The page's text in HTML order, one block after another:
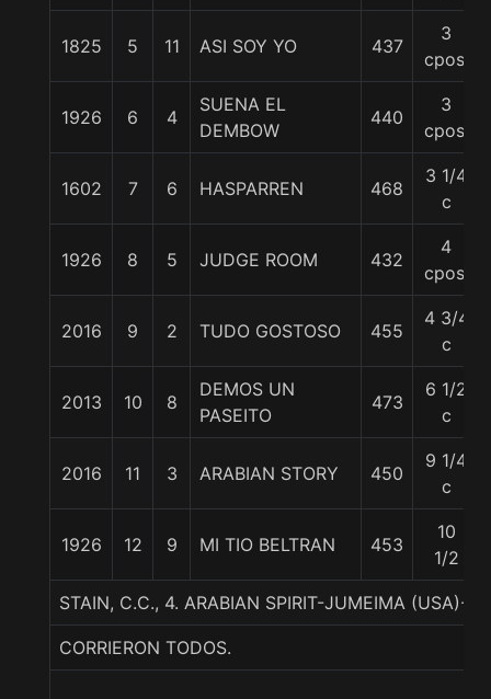
1825 5 11 ASI SOY YO 437
3
cpos.
1926 6 4
SUENA EL
DEMBOW
440
3
cpos.
1602 7 6 HASPARREN 468
3 1/4
c
1926 8 5 JUDGE ROOM 432
4
cpos.
2016 9 2 TUDO GOSTOSO 455
4 3/4
c
2013 10 8
DEMOS UN
PASEITO
473
6 1/2
c
2016 11 3 ARABIAN STORY 450
9 1/4
c
1926 12 9 MI TIO BELTRAN 453
10
1/2
STAIN, C.C., 4. ARABIAN SPIRIT-JUMEIMA (USA)-
CORRIERON TODOS.